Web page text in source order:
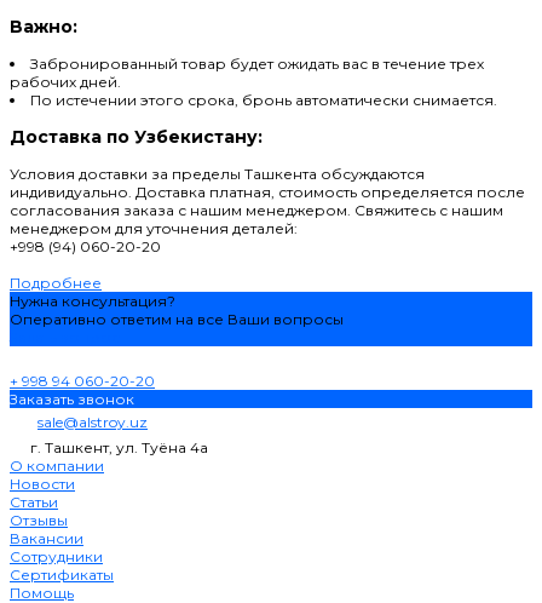
Важно:
Забронированный товар будет ожидать вас в течение трех
рабочих дней.
По истечении этого срока, бронь автоматически снимается.
Доставка по Узбекистану:
Условия доставки за пределы Ташкента обсуждаются
индивидуально. Доставка платная, стоимость определяется после
согласования заказа с нашим менеджером. Свяжитесь с нашим
менеджером для уточнения деталей:
+998 (94) 060-20-20
Подробнее
Нужна консультация?
Оперативно ответим на все Ваши вопросы
+ 998 94 060-20-20
Заказать звонок
sale@alstroy.uz
г. Ташкент, ул. Туёна 4а
О компании
Новости
Статьи
Отзывы
Вакансии
Сотрудники
Сертификаты
Помощь